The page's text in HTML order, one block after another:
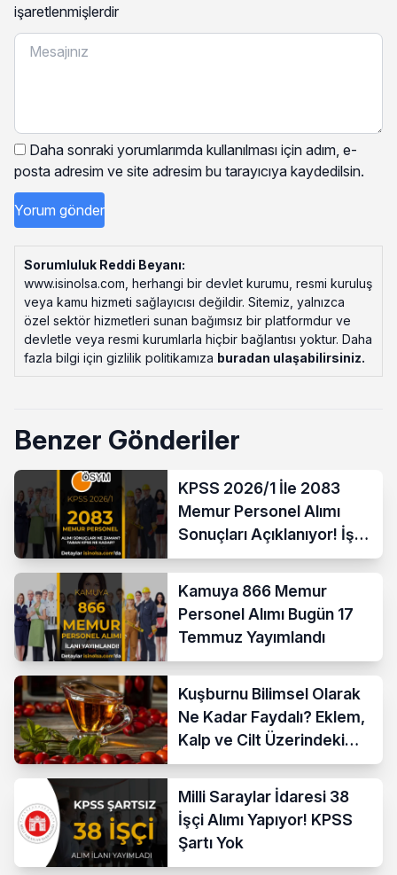
işaretlenmişlerdir
Daha sonraki yorumlarımda kullanılması için adım, e-
posta adresim ve site adresim bu tarayıcıya kaydedilsin.
Sorumluluk Reddi Beyanı:
www.isinolsa.com, herhangi bir devlet kurumu, resmi kuruluş
veya kamu hizmeti sağlayıcısı değildir. Sitemiz, yalnızca
özel sektör hizmetleri sunan bağımsız bir platformdur ve
devletle veya resmi kurumlarla hiçbir bağlantısı yoktur. Daha
fazla bilgi için gizlilik politikamıza buradan ulaşabilirsiniz.
Benzer Gönderiler
KPSS 2026/1 İle 2083
Memur Personel Alımı
Sonuçları Açıklanıyor! İşte
Taban Puanlar
Kamuya 866 Memur
Personel Alımı Bugün 17
Temmuz Yayımlandı
Kuşburnu Bilimsel Olarak
Ne Kadar Faydalı? Eklem,
Kalp ve Cilt Üzerindeki
Etkileri
Milli Saraylar İdaresi 38
İşçi Alımı Yapıyor! KPSS
Şartı Yok